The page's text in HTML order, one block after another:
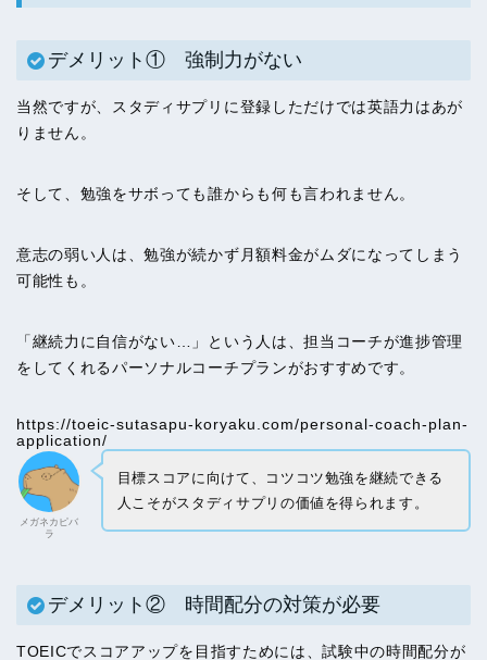
デメリット① 強制力がない
当然ですが、スタディサプリに登録しただけでは英語力はあが
りません。
そして、勉強をサボっても誰からも何も言われません。
意志の弱い人は、勉強が続かず月額料金がムダになってしまう
可能性も。
「継続力に自信がない…」という人は、担当コーチが進捗管理
をしてくれるパーソナルコーチプランがおすすめです。
https://toeic-sutasapu-koryaku.com/personal-coach-plan-
application/
メガネカピバ
ラ
目標スコアに向けて、コツコツ勉強を継続できる
人こそがスタディサプリの価値を得られます。
デメリット② 時間配分の対策が必要
TOEICでスコアアップを目指すためには、試験中の時間配分が